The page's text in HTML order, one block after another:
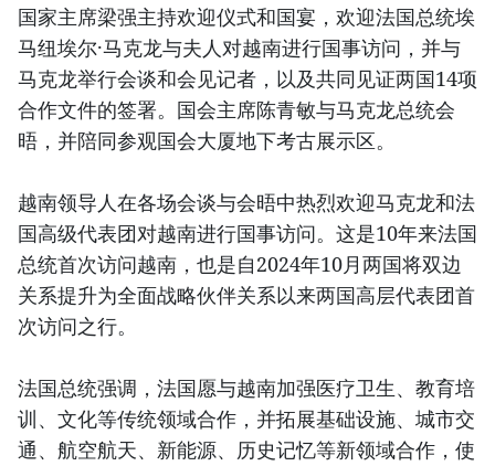
国家主席梁强主持欢迎仪式和国宴，欢迎法国总统埃
马纽埃尔·马克龙与夫人对越南进行国事访问，并与
马克龙举行会谈和会见记者，以及共同见证两国14项
合作文件的签署。国会主席陈青敏与马克龙总统会
晤，并陪同参观国会大厦地下考古展示区。
越南领导人在各场会谈与会晤中热烈欢迎马克龙和法
国高级代表团对越南进行国事访问。这是10年来法国
总统首次访问越南，也是自2024年10月两国将双边
关系提升为全面战略伙伴关系以来两国高层代表团首
次访问之行。
法国总统强调，法国愿与越南加强医疗卫生、教育培
训、文化等传统领域合作，并拓展基础设施、城市交
通、航空航天、新能源、历史记忆等新领域合作，使